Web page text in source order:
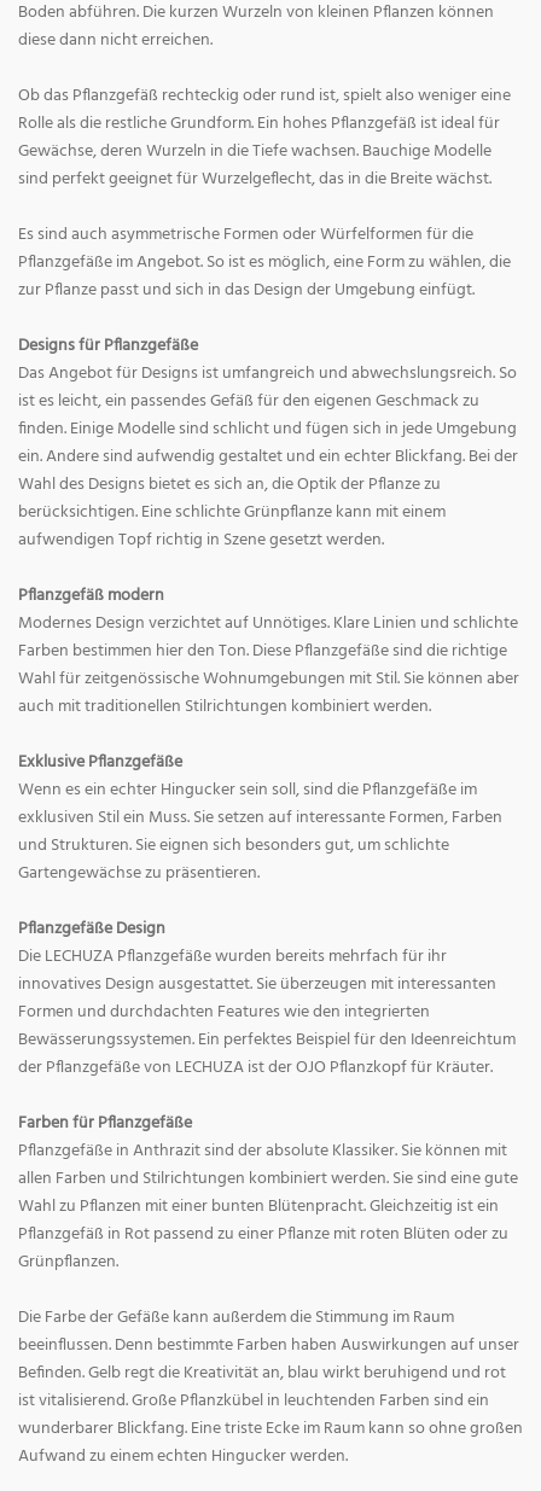
Boden abführen. Die kurzen Wurzeln von kleinen Pflanzen können
diese dann nicht erreichen.
Ob das Pflanzgefäß rechteckig oder rund ist, spielt also weniger eine
Rolle als die restliche Grundform. Ein hohes Pflanzgefäß ist ideal für
Gewächse, deren Wurzeln in die Tiefe wachsen. Bauchige Modelle
sind perfekt geeignet für Wurzelgeflecht, das in die Breite wächst.
Es sind auch asymmetrische Formen oder Würfelformen für die
Pflanzgefäße im Angebot. So ist es möglich, eine Form zu wählen, die
zur Pflanze passt und sich in das Design der Umgebung einfügt.
Designs für Pflanzgefäße
Das Angebot für Designs ist umfangreich und abwechslungsreich. So
ist es leicht, ein passendes Gefäß für den eigenen Geschmack zu
finden. Einige Modelle sind schlicht und fügen sich in jede Umgebung
ein. Andere sind aufwendig gestaltet und ein echter Blickfang. Bei der
Wahl des Designs bietet es sich an, die Optik der Pflanze zu
berücksichtigen. Eine schlichte Grünpflanze kann mit einem
aufwendigen Topf richtig in Szene gesetzt werden.
Pflanzgefäß modern
Modernes Design verzichtet auf Unnötiges. Klare Linien und schlichte
Farben bestimmen hier den Ton. Diese Pflanzgefäße sind die richtige
Wahl für zeitgenössische Wohnumgebungen mit Stil. Sie können aber
auch mit traditionellen Stilrichtungen kombiniert werden.
Exklusive Pflanzgefäße
Wenn es ein echter Hingucker sein soll, sind die Pflanzgefäße im
exklusiven Stil ein Muss. Sie setzen auf interessante Formen, Farben
und Strukturen. Sie eignen sich besonders gut, um schlichte
Gartengewächse zu präsentieren.
Pflanzgefäße Design
Die LECHUZA Pflanzgefäße wurden bereits mehrfach für ihr
innovatives Design ausgestattet. Sie überzeugen mit interessanten
Formen und durchdachten Features wie den integrierten
Bewässerungssystemen. Ein perfektes Beispiel für den Ideenreichtum
der Pflanzgefäße von LECHUZA ist der OJO Pflanzkopf für Kräuter.
Farben für Pflanzgefäße
Pflanzgefäße in Anthrazit sind der absolute Klassiker. Sie können mit
allen Farben und Stilrichtungen kombiniert werden. Sie sind eine gute
Wahl zu Pflanzen mit einer bunten Blütenpracht. Gleichzeitig ist ein
Pflanzgefäß in Rot passend zu einer Pflanze mit roten Blüten oder zu
Grünpflanzen.
Die Farbe der Gefäße kann außerdem die Stimmung im Raum
beeinflussen. Denn bestimmte Farben haben Auswirkungen auf unser
Befinden. Gelb regt die Kreativität an, blau wirkt beruhigend und rot
ist vitalisierend. Große Pflanzkübel in leuchtenden Farben sind ein
wunderbarer Blickfang. Eine triste Ecke im Raum kann so ohne großen
Aufwand zu einem echten Hingucker werden.